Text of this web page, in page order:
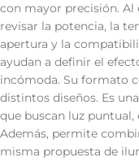
con mayor precisión. Al
revisar la potencia, la
apertura y la
ayudan a definir el
incómoda. Su formato
distintos diseños. Es
que buscan luz
Además, permite
misma propuesta de